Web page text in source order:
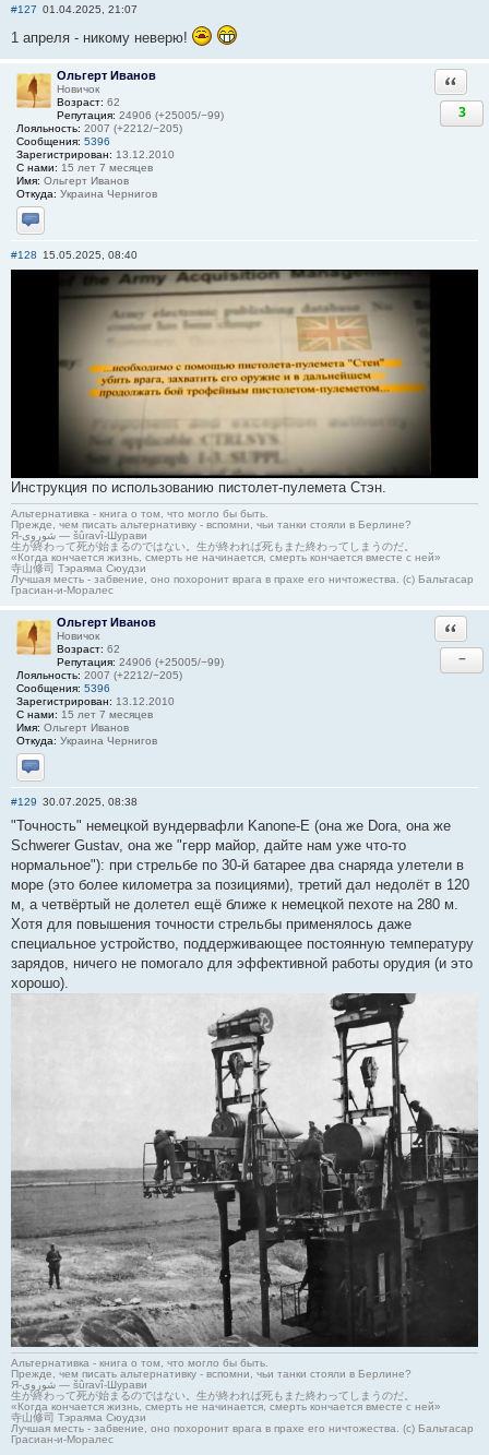
#127 01.04.2025, 21:07
1 апреля - никому неверю!
Ольгерт Иванов
Новичок
Возраст: 62
Репутация: 24906 (+25005/−99)
Лояльность: 2007 (+2212/−205)
Сообщения: 5396
Зарегистрирован: 13.12.2010
С нами: 15 лет 7 месяцев
Имя: Ольгерт Иванов
Откуда: Украина Чернигов
Отправить личное сообщение
3
#128 15.05.2025, 08:40
Инcтрукция по иcпользовaнию пиcтолeт-пулeмeтa Стэн.
Альтернативка - книга о том, что могло бы быть.
Прежде, чем писать альтернативку - вспомни, чьи танки стояли в Берлине?
Я-شوروی — šûravî-Шурави
生が終わって死が始まるのではない。生が終われば死もまた終わってしまうのだ。
«Когда кончается жизнь, смерть не начинается, смерть кончается вместе с ней»
寺山修司 Тэраяма Сюудзи
Лучшая месть - забвение, оно похоронит врага в прахе его ничтожества. (с) Бальтасар
Грасиан-и-Моралес
Ольгерт Иванов
Новичок
Возраст: 62
Репутация: 24906 (+25005/−99)
Лояльность: 2007 (+2212/−205)
Сообщения: 5396
Зарегистрирован: 13.12.2010
С нами: 15 лет 7 месяцев
Имя: Ольгерт Иванов
Откуда: Украина Чернигов
Отправить личное сообщение
−
#129 30.07.2025, 08:38
"Точность" немецкой вундервафли Kanone-E (она же Dora, она же
Schwerer Gustav, она же "герр майор, дайте нам уже что-то
нормальное"): при стрельбе по 30-й батарее два снаряда улетели в
море (это более километра за позициями), третий дал недолёт в 120
м, а четвёртый не долетел ещё ближе к немецкой пехоте на 280 м.
Хотя для повышения точности стрельбы применялось даже
специальное устройство, поддерживающее постоянную температуру
зарядов, ничего не помогало для эффективной работы орудия (и это
хорошо).
Альтернативка - книга о том, что могло бы быть.
Прежде, чем писать альтернативку - вспомни, чьи танки стояли в Берлине?
Я-شوروی — šûravî-Шурави
生が終わって死が始まるのではない。生が終われば死もまた終わってしまうのだ。
«Когда кончается жизнь, смерть не начинается, смерть кончается вместе с ней»
寺山修司 Тэраяма Сюудзи
Лучшая месть - забвение, оно похоронит врага в прахе его ничтожества. (с) Бальтасар
Грасиан-и-Моралес